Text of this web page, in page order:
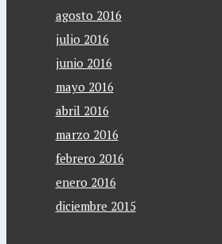
agosto 2016
julio 2016
junio 2016
mayo 2016
abril 2016
marzo 2016
febrero 2016
enero 2016
diciembre 2015